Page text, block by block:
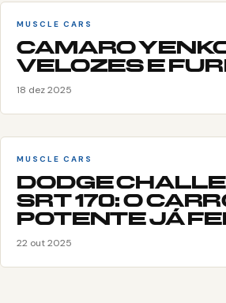
MUSCLE CARS
CAMARO
VELOZES E
18 dez 2025
MUSCLE CARS
DODGE
SRT 170: O
POTENTE JÁ
22 out 2025